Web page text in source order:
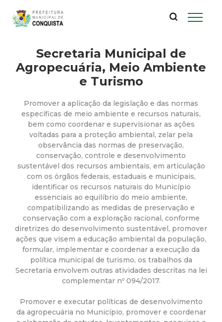
conteúdo
principal
P
e
e
u
r
a
M
u
n
Secretaria Municipal de
Agropecuária, Meio Ambiente
e Turismo
Promover a aplicação da legislação e das normas
específicas de meio ambiente e recursos naturais,
bem como coordenar e supervisionar as ações
voltadas para a proteção ambiental, zelar pela
observância das normas de preservação,
conservação, controle e desenvolvimento
sustentável dos recursos ambientais, em articulação
com os órgãos federais, estaduais e municipais,
identificar os recursos naturais do Município
essenciais ao equilíbrio do meio ambiente,
compatibilizando as medidas de preservação e
conservação com a exploração racional, conforme
diretrizes do desenvolvimento sustentável, promover
ações que visem a educação ambiental da população,
formular, implementar e coordenar a execução da
política municipal de turismo, os trabalhos da
Secretaria envolvem outras atividades descritas na lei
complementar nº 094/2017.
Promover e executar políticas de desenvolvimento
da agropecuária no Município, promover e coordenar